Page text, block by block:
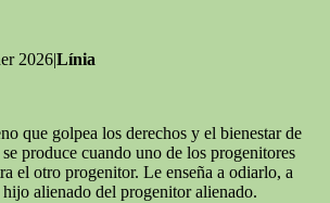
2026|Línia
que golpea los derechos y el bienestar de
produce cuando uno de los progenitores
el otro progenitor. Le enseña a odiarlo, a
alienado del progenitor alienado.